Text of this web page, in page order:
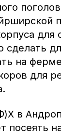
для
сделать
на
для
в
посеять